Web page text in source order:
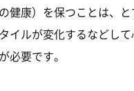
健康）を保つことは、
イルが変化するなどし
必要です。